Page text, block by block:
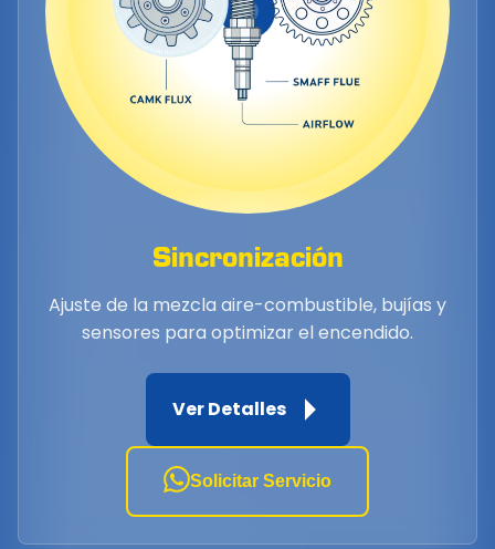
Sincronización
Ajuste de la mezcla aire-combustible, bujías y
sensores para optimizar el encendido.
Ver Detalles
Solicitar Servicio